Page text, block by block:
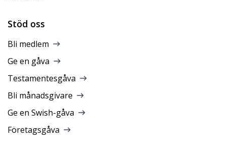
Stöd oss
Bli medlem
Ge en gåva
Testamentesgåva
Bli månadsgivare
Ge en Swish-gåva
Företagsgåva